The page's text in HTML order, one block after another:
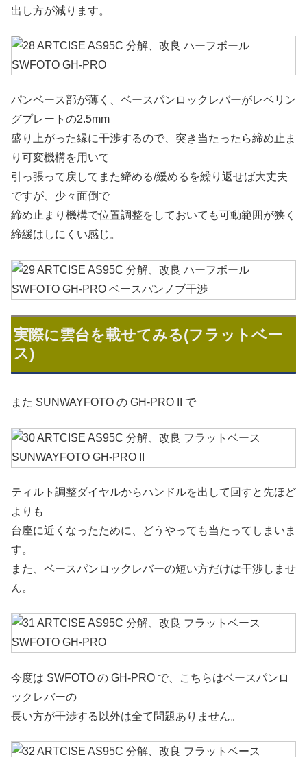
出し方が減ります。
パンベース部が薄く、ベースパンロックレバーがレベリン
グプレートの2.5mm
盛り上がった縁に干渉するので、突き当たったら締め止ま
り可変機構を用いて
引っ張って戻してまた締める/緩めるを繰り返せば大丈夫
ですが、少々面倒で
締め止まり機構で位置調整をしておいても可動範囲が狭く
締緩はしにくい感じ。
実際に雲台を載せてみる(フラットベー
ス)
また SUNWAYFOTO の GH-PRO II で
ティルト調整ダイヤルからハンドルを出して回すと先ほど
よりも
台座に近くなったために、どうやっても当たってしまいま
す。
また、ベースパンロックレバーの短い方だけは干渉しませ
ん。
今度は SWFOTO の GH-PRO で、こちらはベースパンロ
ックレバーの
長い方が干渉する以外は全て問題ありません。